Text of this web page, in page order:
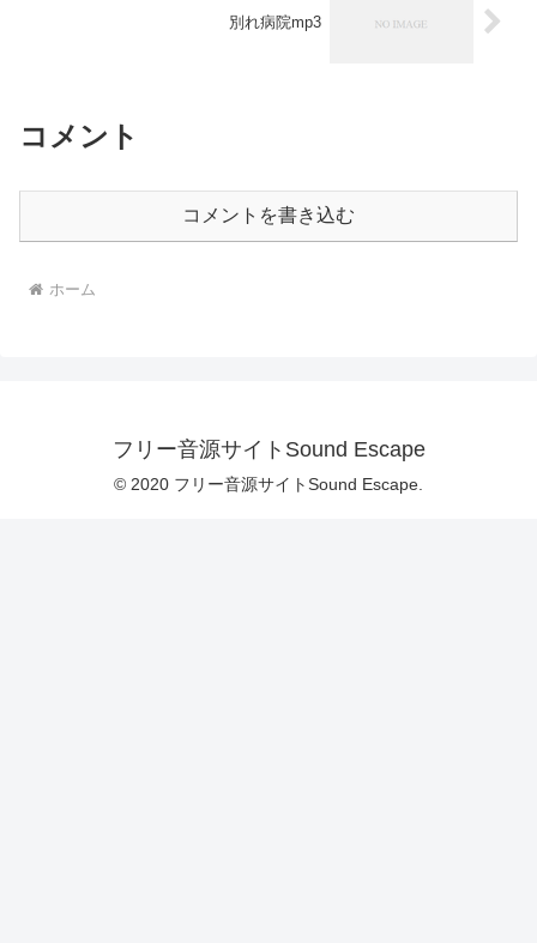
別れ病院mp3
コメント
コメントを書き込む
ホーム
フリー音源サイトSound Escape
© 2020 フリー音源サイトSound Escape.